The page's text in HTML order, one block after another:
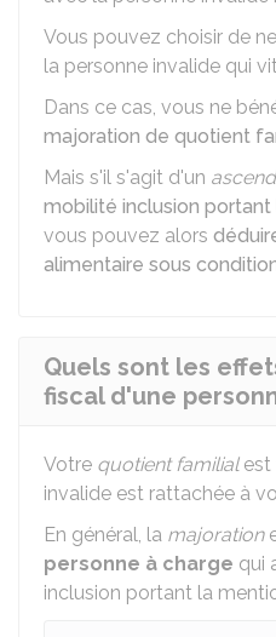
Vous pouvez choisir de
la personne invalide qui
Dans ce cas, vous ne
majoration de quotient
Mais s'il s'agit d'un
mobilité inclusion
vous pouvez alors
alimentaire sous
Quels sont les
fiscal d'une
Votre quotient familialest
invalide est rattachée à
En général, la majoration
personne à charge qui
inclusion portant la